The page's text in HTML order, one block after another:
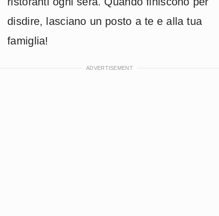
disdire, lasciano un posto a te e alla tua
famiglia!